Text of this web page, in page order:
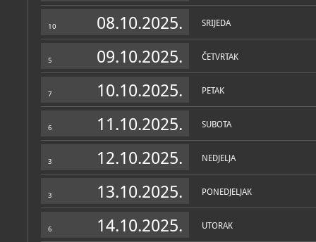
10 08.10.2025. SRIJEDA
5 09.10.2025. ČETVRTAK
7 10.10.2025. PETAK
6 11.10.2025. SUBOTA
3 12.10.2025. NEDJELJA
3 13.10.2025. PONEDJELJAK
6 14.10.2025. UTORAK